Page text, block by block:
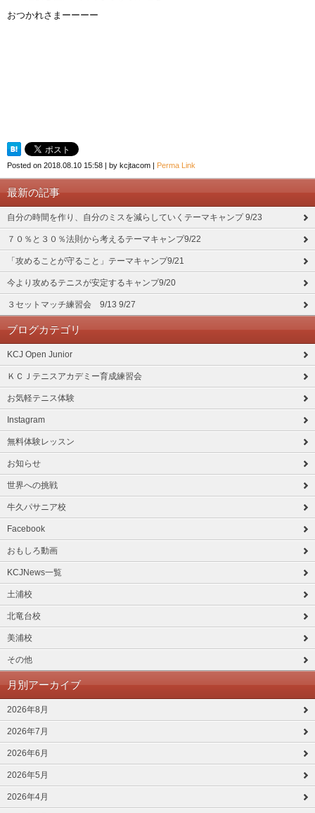
おつかれさまーーーー
Posted on 2018.08.10 15:58 | by kcjtacom | Perma Link
最新の記事
自分の時間を作り、自分のミスを減らしていくテーマキャンプ 9/23
７０％と３０％法則から考えるテーマキャンプ9/22
「攻めることが守ること」テーマキャンプ9/21
今より攻めるテニスが安定するキャンプ9/20
３セットマッチ練習会 9/13 9/27
ブログカテゴリ
KCJ Open Junior
ＫＣＪテニスアカデミー育成練習会
お気軽テニス体験
Instagram
無料体験レッスン
お知らせ
世界への挑戦
牛久パサニア校
Facebook
おもしろ動画
KCJNews一覧
土浦校
北竜台校
美浦校
その他
月別アーカイブ
2026年8月
2026年7月
2026年6月
2026年5月
2026年4月